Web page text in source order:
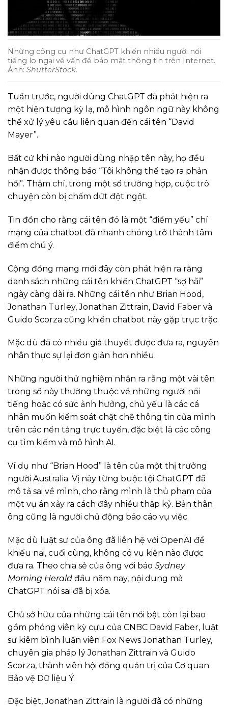
Những công cụ như ChatGPT khiến nhiều người nổi
tiếng lo ngại về vấn đề bảo mật thông tin trên Internet.
Ảnh: ShutterStock.
Tuần trước, người dùng ChatGPT đã phát hiện ra
một hiện tượng kỳ lạ, mô hình ngôn ngữ này không
thể xử lý yêu cầu liên quan đến cái tên “David
Mayer”.
Bất cứ khi nào người dùng nhập tên này, họ đều
nhận được thông báo “Tôi không thể tạo ra phản
hồi”. Thậm chí, trong một số trường hợp, cuộc trò
chuyện còn bị chấm dứt đột ngột.
Tin đồn cho rằng cái tên đó là một “điểm yếu” chí
mạng của chatbot đã nhanh chóng trở thành tâm
điểm chú ý.
Cộng đồng mạng mới đây còn phát hiện ra rằng
danh sách những cái tên khiến ChatGPT “sợ hãi”
ngày càng dài ra. Những cái tên như Brian Hood,
Jonathan Turley, Jonathan Zittrain, David Faber và
Guido Scorza cũng khiến chatbot này gặp trục trặc.
Mặc dù đã có nhiều giả thuyết được đưa ra, nguyên
nhân thực sự lại đơn giản hơn nhiều.
Những người thử nghiệm nhận ra rằng một vài tên
trong số này thường thuộc về những người nổi
tiếng hoặc có sức ảnh hưởng, chủ yếu là các cá
nhân muốn kiểm soát chặt chẽ thông tin của mình
trên các nền tảng trực tuyến, đặc biệt là các công
cụ tìm kiếm và mô hình AI.
Ví dụ như “Brian Hood” là tên của một thị trưởng
người Australia. Vị này từng buộc tội ChatGPT đã
mô tả sai về mình, cho rằng mình là thủ phạm của
một vụ án xảy ra cách đây nhiều thập kỷ. Bản thân
ông cũng là người chủ động báo cáo vụ việc.
Mặc dù luật sư của ông đã liên hệ với OpenAI để
khiếu nại, cuối cùng, không có vụ kiện nào được
đưa ra. Theo chia sẻ của ông với báo Sydney
Morning Herald đầu năm nay, nội dung mà
ChatGPT nói sai đã bị xóa.
Chủ sở hữu của những cái tên nổi bật còn lại bao
gồm phóng viên kỳ cựu của CNBC David Faber, luật
sư kiêm bình luận viên Fox News Jonathan Turley,
chuyên gia pháp lý Jonathan Zittrain và Guido
Scorza, thành viên hội đồng quản trị của Cơ quan
Bảo vệ Dữ liệu Ý.
Đặc biệt, Jonathan Zittrain là người đã có những